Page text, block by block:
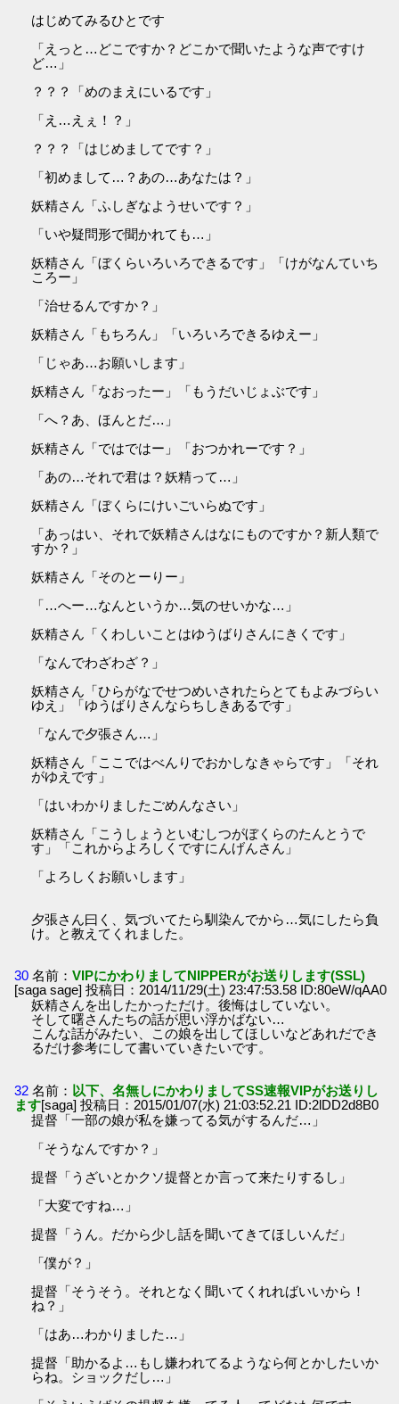
はじめてみるひとです
「えっと…どこですか？どこかで聞いたような声ですけ
ど…」
？？？「めのまえにいるです」
「え…えぇ！？」
？？？「はじめましてです？」
「初めまして…？あの…あなたは？」
妖精さん「ふしぎなようせいです？」
「いや疑問形で聞かれても…」
妖精さん「ぼくらいろいろできるです」「けがなんていち
ころー」
「治せるんですか？」
妖精さん「もちろん」「いろいろできるゆえー」
「じゃあ…お願いします」
妖精さん「なおったー」「もうだいじょぶです」
「へ？あ、ほんとだ…」
妖精さん「ではではー」「おつかれーです？」
「あの…それで君は？妖精って…」
妖精さん「ぼくらにけいごいらぬです」
「あっはい、それで妖精さんはなにものですか？新人類で
すか？」
妖精さん「そのとーりー」
「…へー…なんというか…気のせいかな…」
妖精さん「くわしいことはゆうばりさんにきくです」
「なんでわざわざ？」
妖精さん「ひらがなでせつめいされたらとてもよみづらい
ゆえ」「ゆうばりさんならちしきあるです」
「なんで夕張さん…」
妖精さん「ここではべんりでおかしなきゃらです」「それ
がゆえです」
「はいわかりましたごめんなさい」
妖精さん「こうしょうといむしつがぼくらのたんとうで
す」「これからよろしくですにんげんさん」
「よろしくお願いします」
夕張さん曰く、気づいてたら馴染んでから…気にしたら負
け。と教えてくれました。
30 名前：VIPにかわりましてNIPPERがお送りします(SSL)
[saga sage] 投稿日：2014/11/29(土) 23:47:53.58 ID:80eW/qAA0
妖精さんを出したかっただけ。後悔はしていない。
そして曙さんたちの話が思い浮かばない…
こんな話がみたい、この娘を出してほしいなどあれだでき
るだけ参考にして書いていきたいです。
32 名前： 以下、名無しにかわりましてSS速報VIPがお送りし
ます[saga] 投稿日：2015/01/07(水) 21:03:52.21 ID:2lDD2d8B0
提督「一部の娘が私を嫌ってる気がするんだ…」
「そうなんですか？」
提督「うざいとかクソ提督とか言って来たりするし」
「大変ですね…」
提督「うん。だから少し話を聞いてきてほしいんだ」
「僕が？」
提督「そうそう。それとなく聞いてくれればいいから！
ね？」
「はあ…わかりました…」
提督「助かるよ…もし嫌われてるようなら何とかしたいか
らね。ショックだし…」